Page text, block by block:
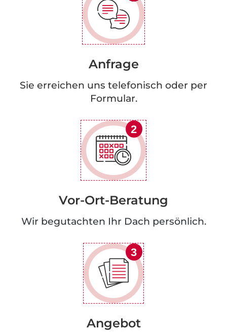
Anfrage
Sie erreichen uns telefonisch oder per
Formular.
2
Vor-Ort-Beratung
Wir begutachten Ihr Dach persönlich.
3
Angebot